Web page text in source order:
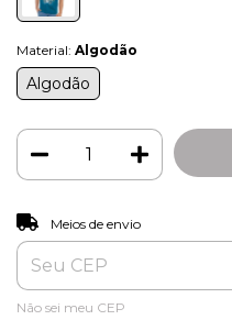
Material: Algodão
Algodão
Entregas para o CEP:
Meios de envio
Não sei meu CEP